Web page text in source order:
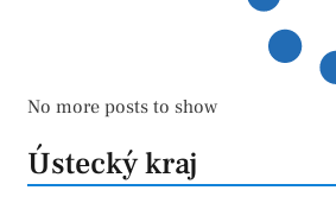
No more posts to show
Ústecký kraj